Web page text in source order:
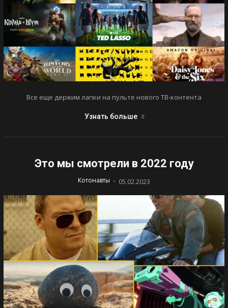
Все еще держим лапки на пульте нового ТВ-контента
Узнать больше
Это мы смотрели в 2022 году
Котонавты - 05.02.2023